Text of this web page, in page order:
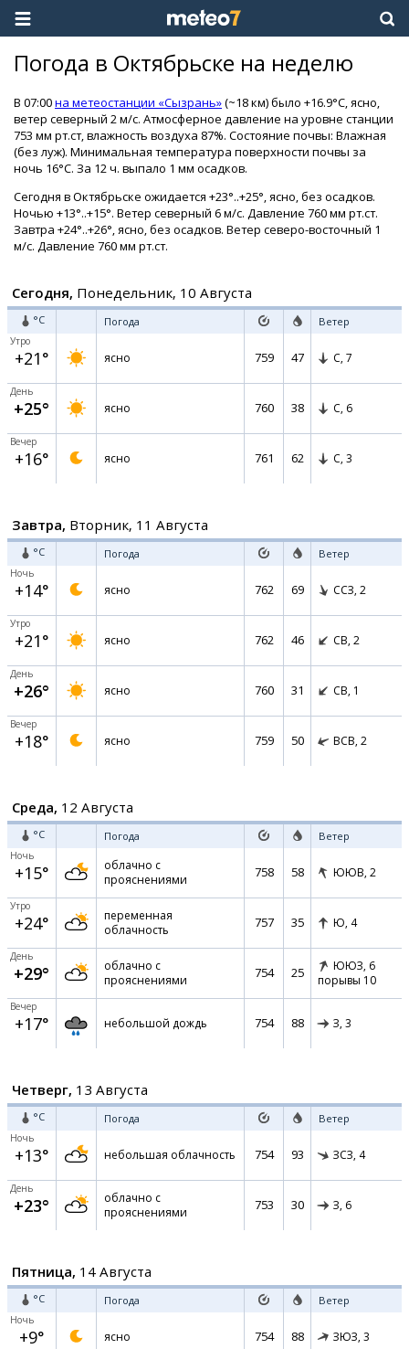
Погода в Октябрьске на неделю
В 07:00на метеостанции «Сызрань»(~18 км) было +16.9°C, ясно,
ветер северный 2 м/с. Атмосферное давление на уровне станции
753 мм рт.ст, влажность воздуха 87%. Состояние почвы: Влажная
(без луж). Минимальная температура поверхности почвы за
ночь 16°C. За 12 ч. выпало 1 мм осадков.
Сегодня в Октябрьске ожидается +23°..+25°, ясно, без осадков.
Ночью +13°..+15°. Ветер северный 6 м/с. Давление 760 мм рт.ст.
Завтра +24°..+26°, ясно, без осадков. Ветер северо-восточный 1
м/с. Давление 760 мм рт.ст.
Сегодня, Понедельник, 10 Августа
°C Погода Ветер
Утро
+21° ясно 759 47 С, 7
День
+25° ясно 760 38 С, 6
Вечер
+16° ясно 761 62 С, 3
Завтра, Вторник, 11 Августа
°C Погода Ветер
Ночь
+14° ясно 762 69 ССЗ, 2
Утро
+21° ясно 762 46 СВ, 2
День
+26° ясно 760 31 СВ, 1
Вечер
+18° ясно 759 50 ВСВ, 2
Среда, 12 Августа
°C Погода Ветер
Ночь
+15°
облачно с
прояснениями
758 58 ЮЮВ, 2
Утро
+24°
переменная
облачность
757 35 Ю, 4
День
+29°
облачно с
прояснениями
754 25 ЮЮЗ, 6
порывы 10
Вечер
+17° небольшой дождь 754 88 З, 3
Четверг, 13 Августа
°C Погода Ветер
Ночь
+13° небольшая облачность 754 93 ЗСЗ, 4
День
+23°
облачно с
прояснениями
753 30 З, 6
Пятница, 14 Августа
°C Погода Ветер
Ночь
+9° ясно 754 88 ЗЮЗ, 3